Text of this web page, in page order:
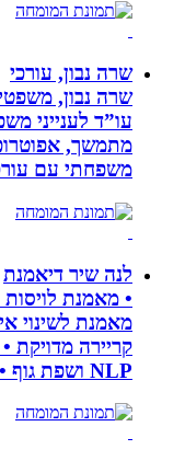
שרה נבון, עורכי
שרה נבון, משפטי -
עו”ד לענייני משפחה,
מתמשך,
משפחתי עם עורכת
לנה שיר דיאמנת
• מאמנת לויסות
מאמנת לשינוי אישי •
קריירה מדויקת •